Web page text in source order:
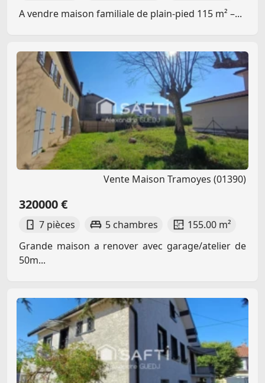
A vendre maison familiale de plain-pied 115 m² –...
Vente Maison Tramoyes (01390)
320000 €
7 pièces 5 chambres
155.00 m²
Grande maison a renover avec garage/atelier de
50m...